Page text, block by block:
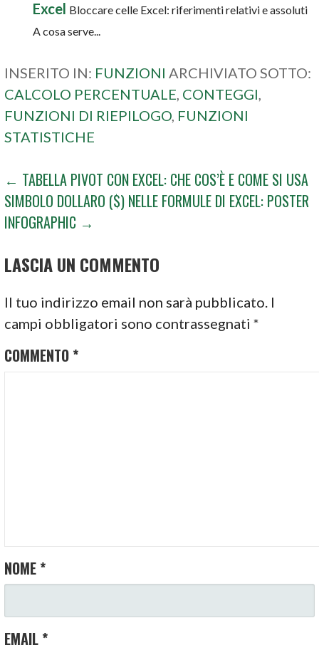
Excel Bloccare celle Excel: riferimenti relativi e assoluti
A cosa serve...
INSERITO IN: FUNZIONI ARCHIVIATO SOTTO:
CALCOLO PERCENTUALE, CONTEGGI,
FUNZIONI DI RIEPILOGO, FUNZIONI
STATISTICHE
NAVIGAZIONE
ARTICOLI
← TABELLA PIVOT CON EXCEL: CHE COS’È E COME SI USA
SIMBOLO DOLLARO ($) NELLE FORMULE DI EXCEL: POSTER
INFOGRAPHIC →
LASCIA UN COMMENTO
Il tuo indirizzo email non sarà pubblicato. I
campi obbligatori sono contrassegnati*
COMMENTO *
NOME *
EMAIL *